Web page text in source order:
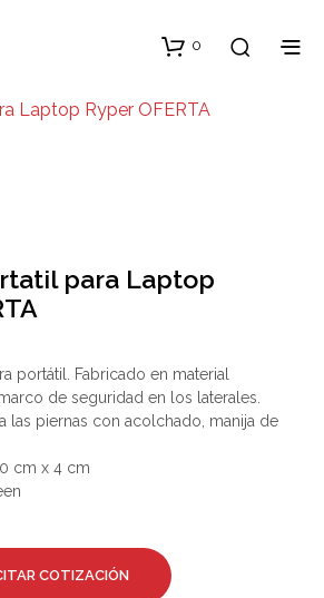
0
para Laptop
portátil. Fabricado en material
de seguridad en los laterales.
las piernas con acolchado, manija de
cm x 4 cm
COTIZACIÓN